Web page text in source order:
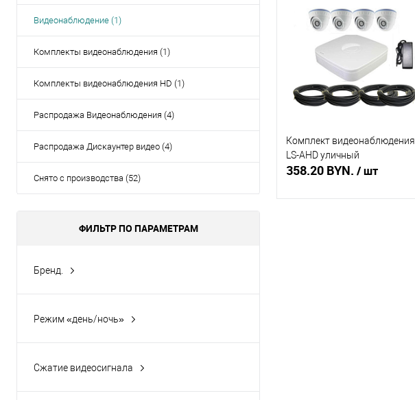
Видеонаблюдение (1)
Комплекты видеонаблюдения (1)
Комплекты видеонаблюдения HD (1)
Распродажа Видеонаблюдения (4)
Распродажа Дискаунтер видео (4)
Снято с производства (52)
ФИЛЬТР ПО ПАРАМЕТРАМ
Бренд.
Режим «день/ночь»
Сжатие видеосигнала
Комплект видеонаблюдения
LS-AHD уличный
358.20 BYN. / шт